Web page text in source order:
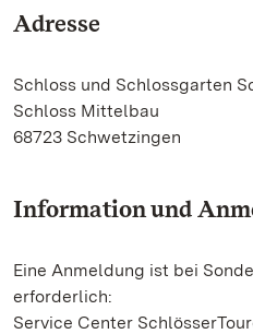
Adresse
Schloss und Schlossgarten
Schloss Mittelbau
68723 Schwetzingen
Information und
Eine Anmeldung ist bei
erforderlich:
Service Center